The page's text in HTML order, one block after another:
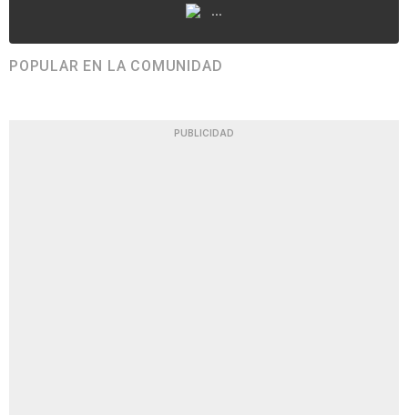
...
POPULAR EN LA COMUNIDAD
PUBLICIDAD